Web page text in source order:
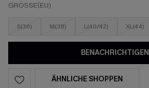
GRÖSSE(EU)
S(36) M(38) L(40/42) XL(44)
BENACHRICHTIGEN
ÄHNLICHE SHOPPEN